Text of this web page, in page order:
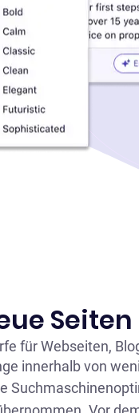
für Webseiten,
innerhalb von